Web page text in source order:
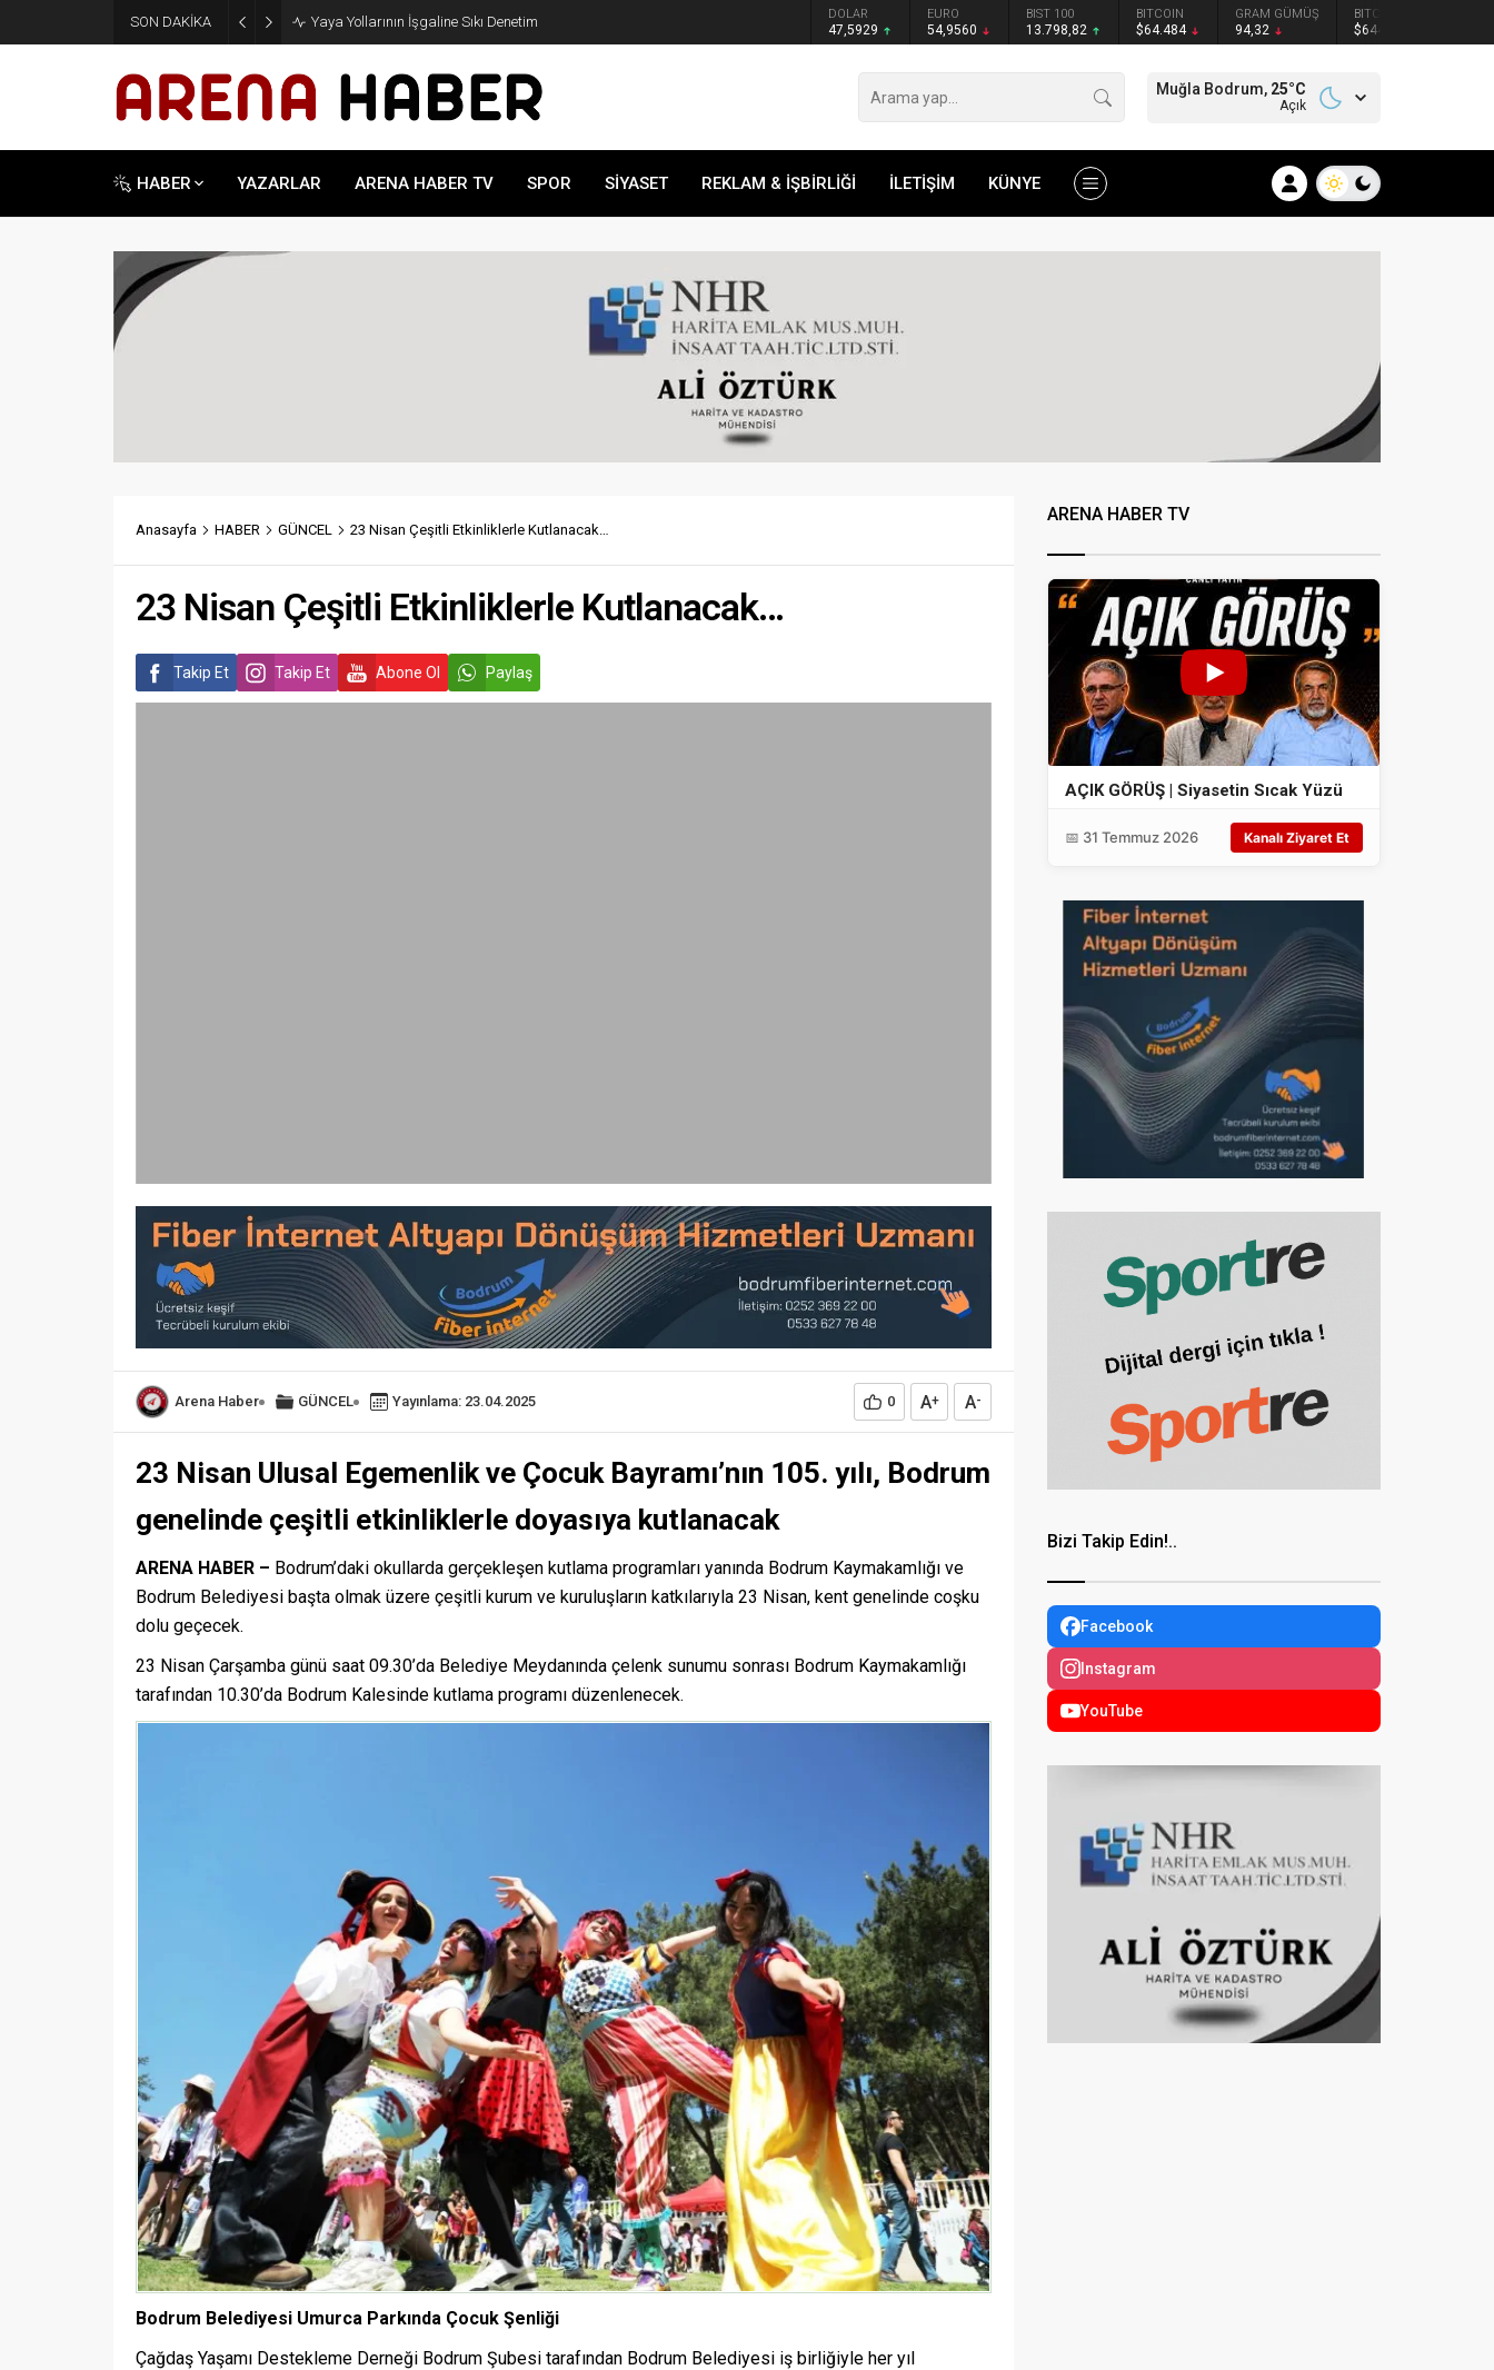
SON DAKİKA Yaya Yollarının İşgaline Sıkı Denetim DOLAR
47,5929
EURO
54,9560
BIST 100
13.798,82
BITCOIN
$64.484
GRAM GÜMÜŞ
94,32
BITCOIN
$64451
Muğla Bodrum, 25°C
Açık
HABER YAZARLAR ARENA HABER TV SPOR SİYASET REKLAM & İŞBİRLİĞİ İLETİŞİM KÜNYE
Anasayfa HABER GÜNCEL 23 Nisan Çeşitli Etkinliklerle Kutlanacak…
23 Nisan Çeşitli Etkinliklerle Kutlanacak…
Takip Et Takip Et Abone Ol Paylaş
Arena Haber GÜNCEL Yayınlama: 23.04.2025 0 A+ A-
23 Nisan Ulusal Egemenlik ve Çocuk Bayramı’nın 105. yılı, Bodrum
genelinde çeşitli etkinliklerle doyasıya kutlanacak
ARENA HABER – Bodrum’daki okullarda gerçekleşen kutlama programları yanında Bodrum Kaymakamlığı ve
Bodrum Belediyesi başta olmak üzere çeşitli kurum ve kuruluşların katkılarıyla 23 Nisan, kent genelinde coşku
dolu geçecek.
23 Nisan Çarşamba günü saat 09.30’da Belediye Meydanında çelenk sunumu sonrası Bodrum Kaymakamlığı
tarafından 10.30’da Bodrum Kalesinde kutlama programı düzenlenecek.
Bodrum Belediyesi Umurca Parkında Çocuk Şenliği
Çağdaş Yaşamı Destekleme Derneği Bodrum Şubesi tarafından Bodrum Belediyesi iş birliğiyle her yıl
ARENA HABER TV
AÇIK GÖRÜŞ | Siyasetin Sıcak Yüzü
📅 31 Temmuz 2026 Kanalı Ziyaret Et
Bizi Takip Edin!..
Facebook
Instagram
YouTube